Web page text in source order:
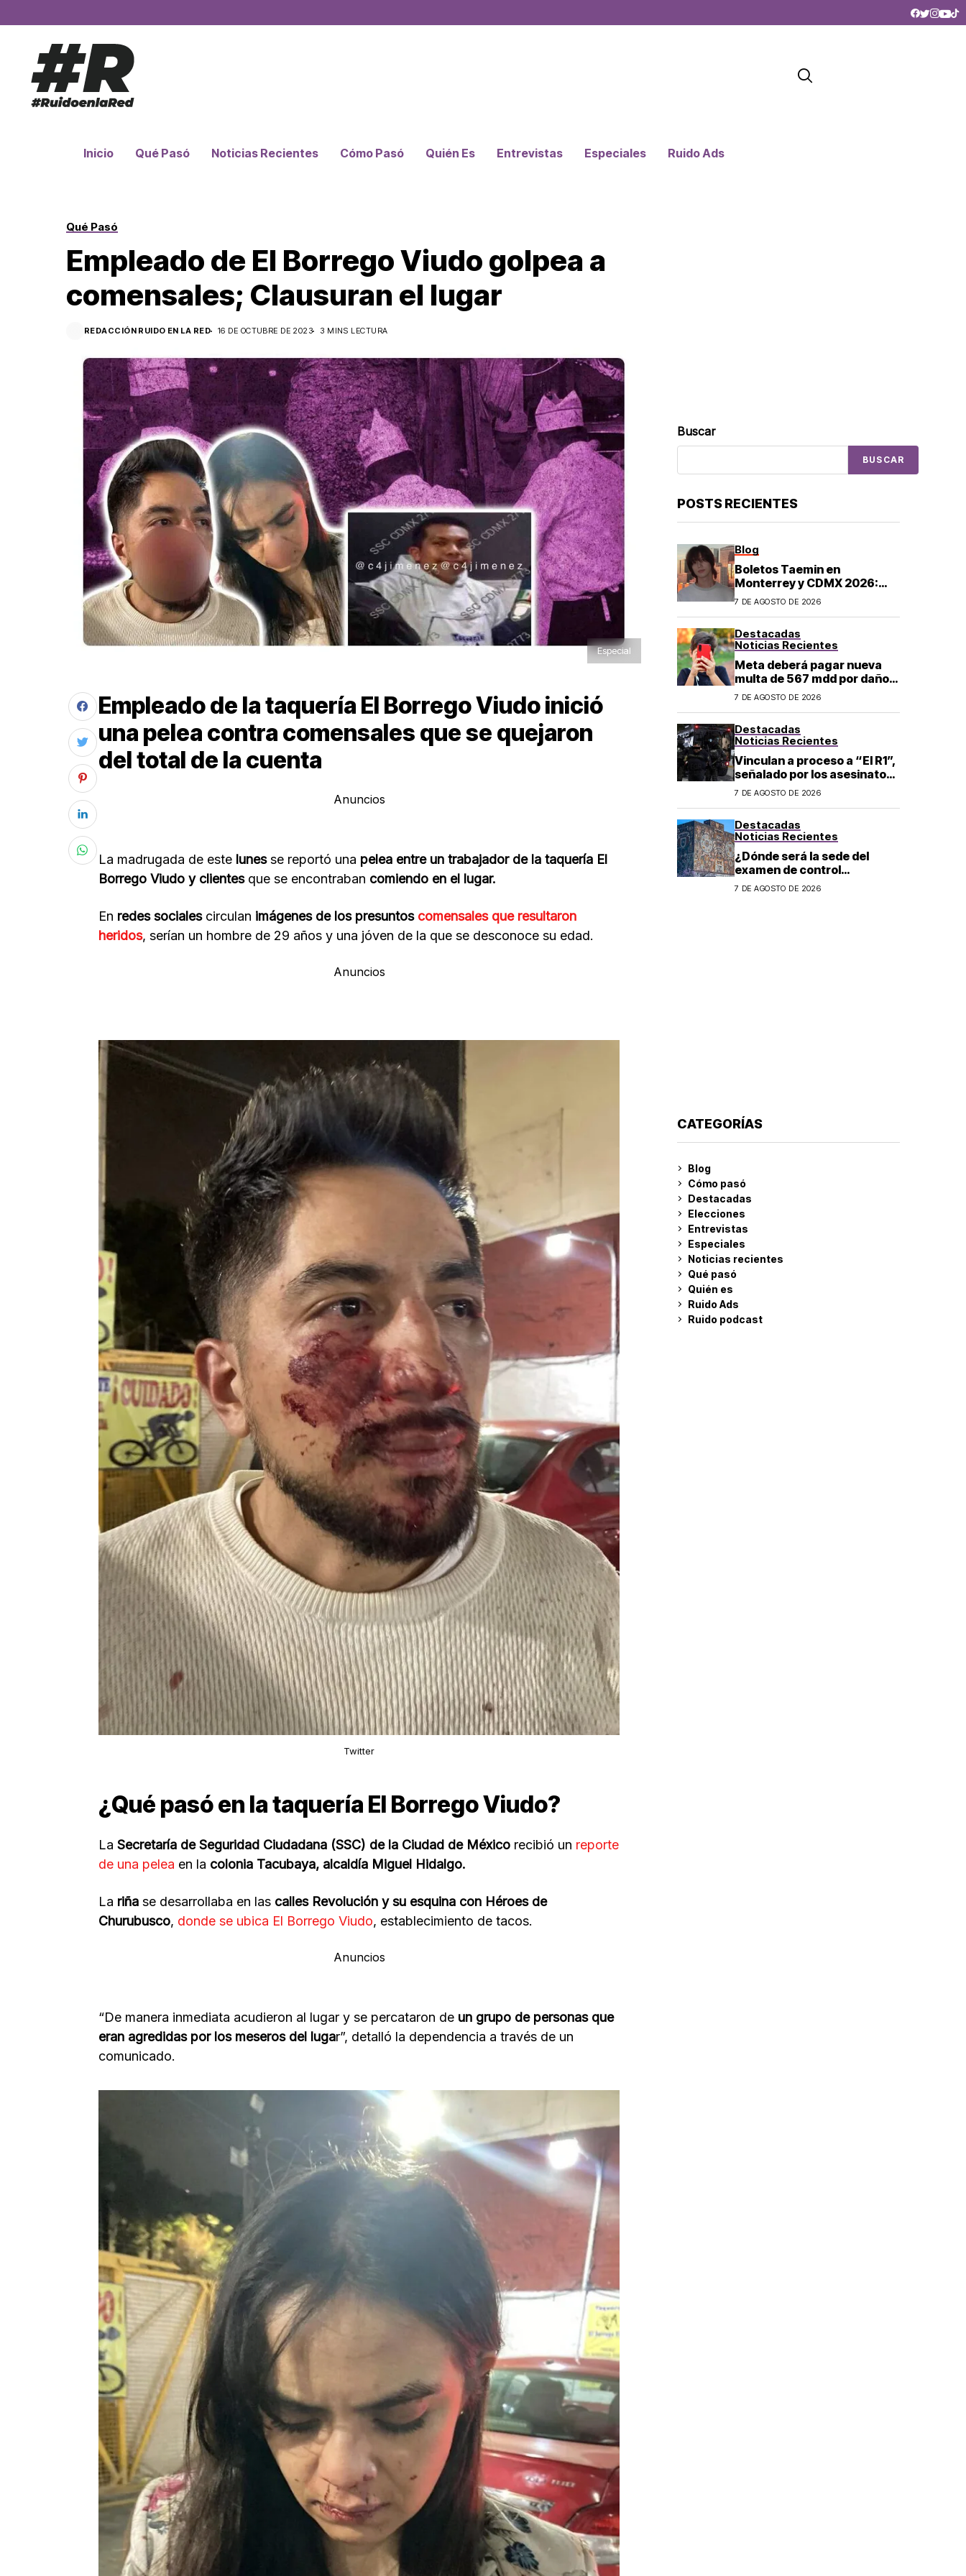
Inicio Qué Pasó Noticias Recientes Cómo Pasó Quién Es Entrevistas Especiales Ruido Ads
Qué Pasó
Empleado de El Borrego Viudo golpea a
comensales; Clausuran el lugar
REDACCIÓN RUIDO EN LA RED 16 DE OCTUBRE DE 2023 3 MINS LECTURA
Especial
Empleado de la taquería El Borrego Viudo inició
una pelea contra comensales que se quejaron
del total de la cuenta
Anuncios
La madrugada de este lunesse reportó una pelea entre un trabajador de la taquería El
Borrego Viudo y clientes que se encontraban comiendo en el lugar.
En redes sociales circulan imágenes de los presuntos comensales que resultaron
heridos, serían un hombre de 29 años y una jóven de la que se desconoce su edad.
Anuncios
Twitter
¿Qué pasó en la taquería El Borrego Viudo?
La Secretaría de Seguridad Ciudadana (SSC) de la Ciudad de México recibió un reporte
de una pelea en la colonia Tacubaya, alcaldía Miguel Hidalgo.
La riña se desarrollaba en las calles Revolución y su esquina con Héroes de
Churubusco, donde se ubica El Borrego Viudo, establecimiento de tacos.
Anuncios
“De manera inmediata acudieron al lugar y se percataron de un grupo de personas que
eran agredidas por los meseros del lugar”, detalló la dependencia a través de un
comunicado.
Buscar
BUSCAR
POSTS RECIENTES
Blog
Boletos Taemin en
Monterrey y CDMX 2026:
¿dónde comprar?
7 DE AGOSTO DE 2026
Destacadas
Noticias Recientes
Meta deberá pagar nueva
multa de 567 mdd por daños
a menores
7 DE AGOSTO DE 2026
Destacadas
Noticias Recientes
Vinculan a proceso a “El R1”,
señalado por los asesinatos
de Carlos Manzo y Valeria
7 DE AGOSTO DE 2026
Destacadas
Noticias Recientes
¿Dónde será la sede del
examen de control
presencial de de la UNAM en
7 DE AGOSTO DE 2026
CATEGORÍAS
Blog
Cómo pasó
Destacadas
Elecciones
Entrevistas
Especiales
Noticias recientes
Qué pasó
Quién es
Ruido Ads
Ruido podcast